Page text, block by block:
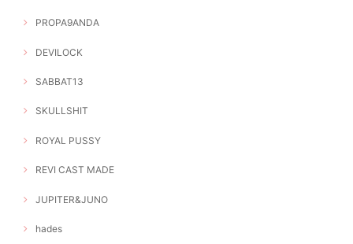
PROPA9ANDA
DEVILOCK
SABBAT13
SKULLSHIT
ROYAL PUSSY
REVI CAST MADE
JUPITER&JUNO
hades